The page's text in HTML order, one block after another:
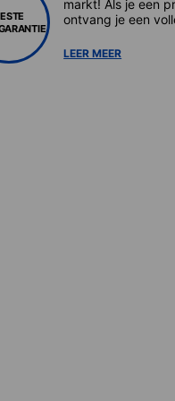
markt! Als je een
ontvang je een
LEER MEER